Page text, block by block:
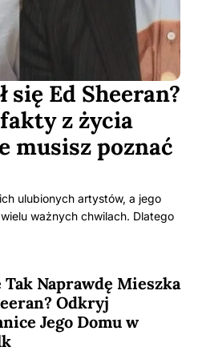
się Ed Sheeran?
z życia
musisz poznać
ulubionych artystów, a jego
ważnych chwilach. Dlatego
Tak Naprawdę Mieszka
Odkryj
Jego Domu w